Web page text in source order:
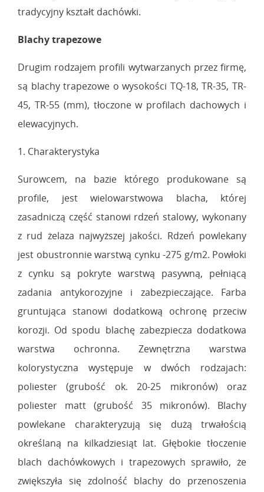
tradycyjny kształt dachówki.
Blachy trapezowe
Drugim rodzajem profili wytwarzanych przez firmę,
są blachy trapezowe o wysokości TQ-18, TR-35, TR-
45, TR-55 (mm), tłoczone w profilach dachowych i
elewacyjnych.
1. Charakterystyka
Surowcem, na bazie którego produkowane są
profile, jest wielowarstwowa blacha, której
zasadniczą część stanowi rdzeń stalowy, wykonany
z rud żelaza najwyższej jakości. Rdzeń powlekany
jest obustronnie warstwą cynku -275 g/m2. Powłoki
z cynku są pokryte warstwą pasywną, pełniącą
zadania antykorozyjne i zabezpieczające. Farba
gruntująca stanowi dodatkową ochronę przeciw
korozji. Od spodu blachę zabezpiecza dodatkowa
warstwa ochronna. Zewnętrzna warstwa
kolorystyczna występuje w dwóch rodzajach:
poliester (grubość ok. 20-25 mikronów) oraz
poliester matt (grubość 35 mikronów). Blachy
powlekane charakteryzują się dużą trwałością
określaną na kilkadziesiąt lat. Głębokie tłoczenie
blach dachówkowych i trapezowych sprawiło, że
zwiększyła się zdolność blachy do przenoszenia